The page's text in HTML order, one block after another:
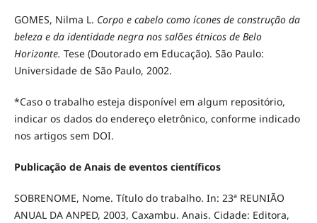
GOMES, Nilma L. Corpo e cabelo como ícones de construção da
beleza e da identidade negra nos salões étnicos de Belo
Horizonte. Tese (Doutorado em Educação). São Paulo:
Universidade de São Paulo, 2002.
*Caso o trabalho esteja disponível em algum repositório,
indicar os dados do endereço eletrônico, conforme indicado
nos artigos sem DOI.
Publicação de Anais de eventos científicos
SOBRENOME, Nome. Título do trabalho. In: 23ª REUNIÃO
ANUAL DA ANPED, 2003, Caxambu. Anais. Cidade: Editora,